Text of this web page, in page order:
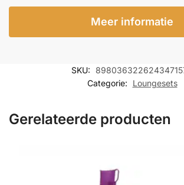
Meer informatie
SKU:
Categorie:
Loungesets
Gerelateerde producten